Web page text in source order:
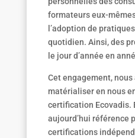
formateurs eux-
l’adoption de
quotidien. Ainsi, des
le jour d’année en
Cet engagement, nous
matérialiser en nous
certification Ecovadis.
aujourd’hui référence
certifications